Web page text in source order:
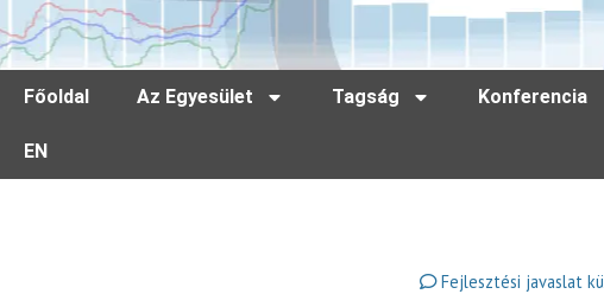
Főoldal Az Egyesület Tagság Konferencia
EN
Fejlesztési javaslat